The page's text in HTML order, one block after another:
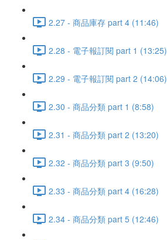
2.27 - 商品庫存 part 4 (11:46)
2.28 - 電子報訂閱 part 1 (13:25)
2.29 - 電子報訂閱 part 2 (14:06)
2.30 - 商品分類 part 1 (8:58)
2.31 - 商品分類 part 2 (13:20)
2.32 - 商品分類 part 3 (9:50)
2.33 - 商品分類 part 4 (16:28)
2.34 - 商品分類 part 5 (12:46)